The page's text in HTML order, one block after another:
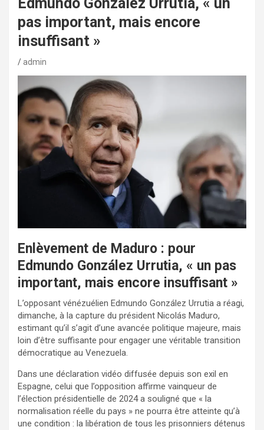
Edmundo González Urrutia, « un
pas important, mais encore
insuffisant »
admin
Enlèvement de Maduro : pour
Edmundo González Urrutia, « un pas
important, mais encore insuffisant »
L’opposant vénézuélien Edmundo González Urrutia a réagi,
dimanche, à la capture du président Nicolás Maduro,
estimant qu’il s’agit d’une avancée politique majeure, mais
loin d’être suffisante pour engager une véritable transition
démocratique au Venezuela.
Dans une déclaration vidéo diffusée depuis son exil en
Espagne, celui que l’opposition affirme vainqueur de
l’élection présidentielle de 2024 a souligné que « la
normalisation réelle du pays » ne pourra être atteinte qu’à
une condition : la libération de tous les prisonniers détenus